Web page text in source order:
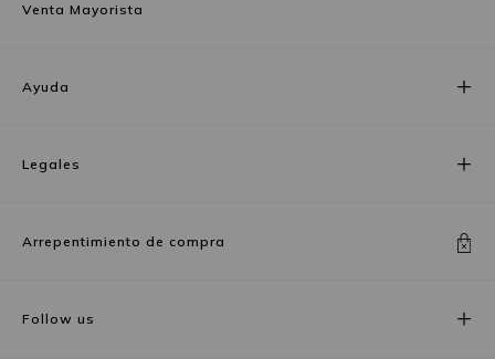
Venta Mayorista
Ayuda
Legales
Arrepentimiento de compra
Follow us